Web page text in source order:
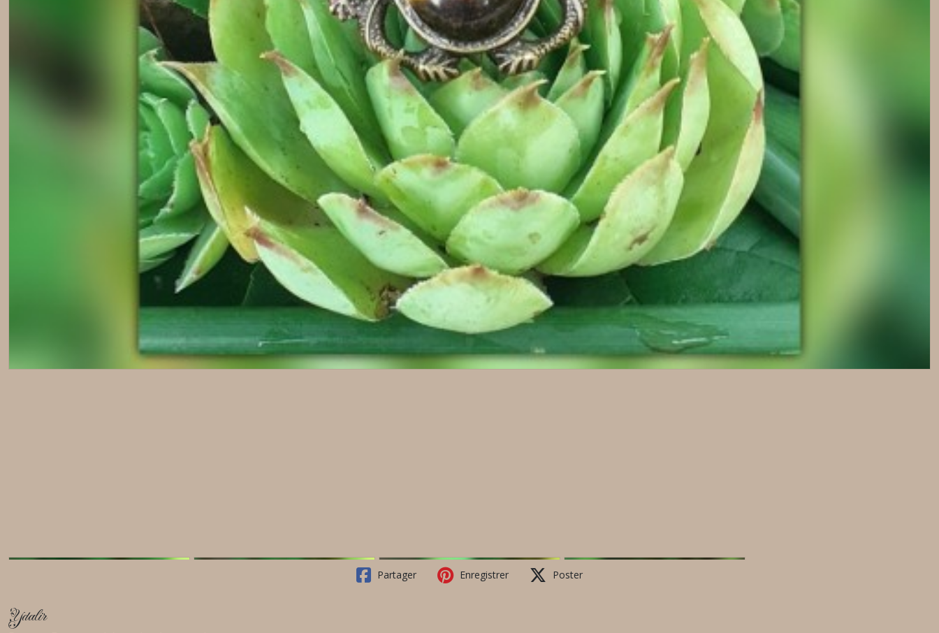
Partager Enregistrer Poster
Ydalir